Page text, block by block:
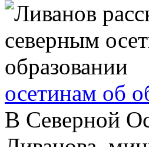
осетинам об
В Северной